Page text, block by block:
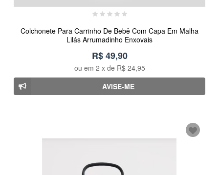
Colchonete Para Carrinho De Bebê Com Capa Em Malha
Lilás Arrumadinho Enxovais
R$ 49,90
ou em 2 x de R$ 24,95
AVISE-ME